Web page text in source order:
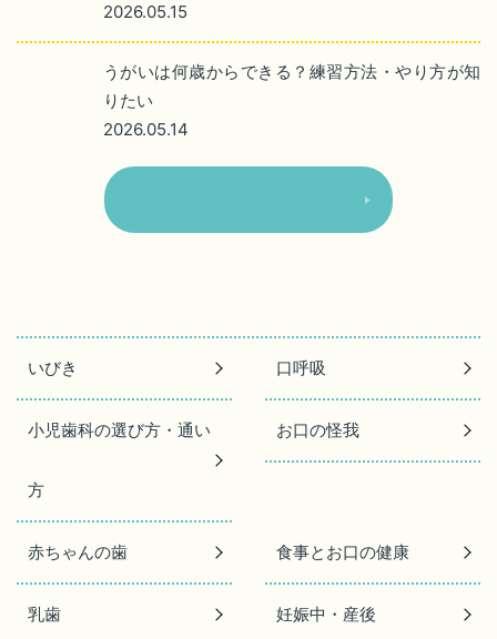
2026.05.15
うがいは何歳からできる？練習方法・やり方が知
りたい
2026.05.14
いびき 口呼吸
小児歯科の選び方・通い
方
お口の怪我
赤ちゃんの歯 食事とお口の健康
乳歯 妊娠中・産後